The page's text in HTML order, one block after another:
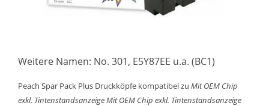
Weitere Namen: No. 301, E5Y87EE u.a. (BC1)
Peach Spar Pack Plus Druckköpfe kompatibel zu Mit OEM Chip
exkl. TintenstandsanzeigeMit OEM Chip exkl. Tintenstandsanzeige